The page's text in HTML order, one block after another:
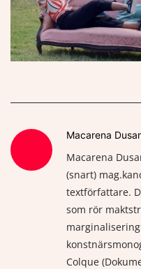
Macarena
Macarena
(snart)
textförfattare.
som rör
Colque